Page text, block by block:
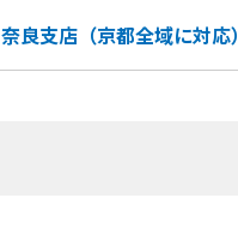
奈良支店（京都全域に対応）